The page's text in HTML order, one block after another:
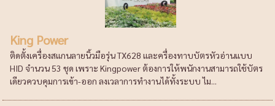
King Power
ติดตั้งเครื่องสแกนลายนิ้วมือรุ่น TX628 และครื่องทาบบัตรหัวอ่านแบบ
HID จำนวน 53 ชุด เพราะ Kingpower ต้องการให้พนักงานสามารถใช้บัตร
เดียวควบคุมการเข้า-ออก ลงเวลาการทำงานได้ทั้งระบบ ไม...